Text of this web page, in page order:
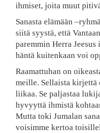
ihmiset, joita muut
Sanasta elämään
siitä syystä, että
paremmin Herra Jeesus
häntä kuitenkaan voi
Raamattuhan on
meille. Sellaista
liikaa. Se paljastaa
hyvyyttä ihmistä
Mutta toki Jumalan
voisimme kertoa